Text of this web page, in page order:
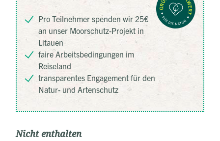
Pro Teilnehmer spenden wir 25€
an unser Moorschutz-Projekt in
Litauen
faire Arbeitsbedingungen im
Reiseland
transparentes Engagement für den
Natur- und Artenschutz
Nicht enthalten